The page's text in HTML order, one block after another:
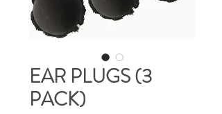
EAR PLUGS (3
PACK)